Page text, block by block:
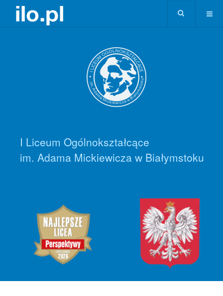
I Liceum Ogólnokształcące
im. Adama Mickiewicza w Białymstoku